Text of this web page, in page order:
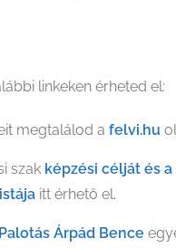
linkeken érheted el:
megtalálod a felvi.hu
szak képzési célját és
itt érhető el.
Palotás Árpád Bence